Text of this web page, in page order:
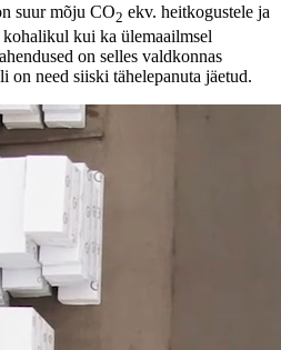
suur mõju CO2 ekv. heitkogustele ja
kui ka ülemaailmsel
on selles valdkonnas
on need siiski tähelepanuta jäetud.